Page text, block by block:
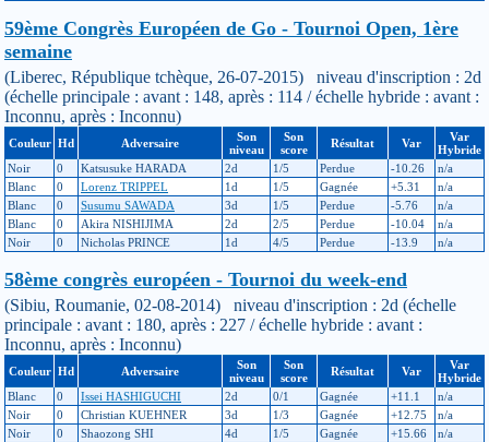
59ème Congrès Européen de Go - Tournoi Open, 1ère
semaine
(Liberec, République tchèque, 26-07-2015) niveau d'inscription : 2d
(échelle principale : avant : 148, après : 114 / échelle hybride : avant :
Inconnu, après : Inconnu)
Couleur Hd Adversaire
Son
niveau
Son
score
Résultat Var
Var
Hybride
Noir
0 Katsusuke HARADA 2d 1/5 Perdue -10.26
n/a
Blanc
0 Lorenz TRIPPEL 1d 1/5 Gagnée +5.31
n/a
Blanc
0 Susumu SAWADA 3d 1/5 Perdue -5.76
n/a
Blanc
0 Akira NISHIJIMA 2d 2/5 Perdue -10.04
n/a
Noir
0 Nicholas PRINCE 1d 4/5 Perdue -13.9 n/a
58ème congrès européen - Tournoi du week-end
(Sibiu, Roumanie, 02-08-2014) niveau d'inscription : 2d (échelle
principale : avant : 180, après : 227 / échelle hybride : avant :
Inconnu, après : Inconnu)
Couleur Hd Adversaire
Son
niveau
Son
score
Résultat Var
Var
Hybride
Blanc
0 Issei HASHIGUCHI 2d 0/1 Gagnée +11.1
n/a
Noir
0 Christian KUEHNER 3d 1/3 Gagnée +12.75
n/a
Noir
0 Shaozong SHI 4d 1/5 Gagnée +15.66
n/a